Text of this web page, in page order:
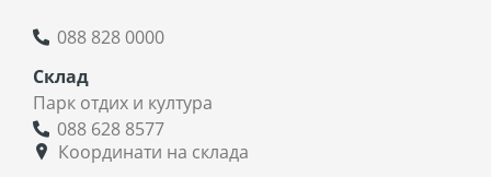
088 828 0000
Склад
Парк отдих и култура
088 628 8577
Координати на склада